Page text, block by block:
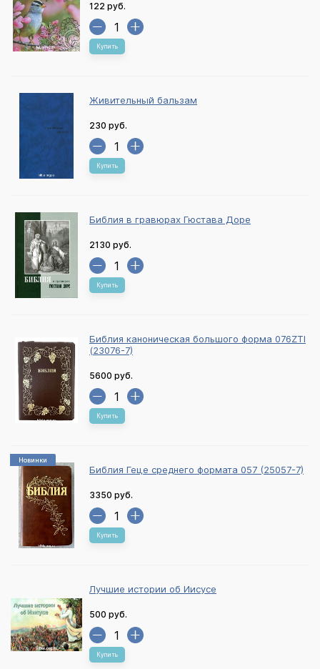
122 руб.
Купить
Живительный бальзам
230 руб.
Купить
Библия в гравюрах Гюстава Доре
2130 руб.
Купить
Библия каноническая большого форма 076ZTI
(23076-7)
5600 руб.
Купить
Новинки
Библия Геце среднего формата 057 (25057-7)
3350 руб.
Купить
Лучшие истории об Иисусе
500 руб.
Купить